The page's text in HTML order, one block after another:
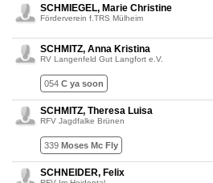
SCHMIEGEL, Marie Christine
Förderverein f.TRS Mülheim
SCHMITZ, Anna Kristina
RV Langenfeld Gut Langfort e.V.
054 C ya soon
SCHMITZ, Theresa Luisa
RFV Jagdfalke Brünen
339 Moses Mc Fly
SCHNEIDER, Felix